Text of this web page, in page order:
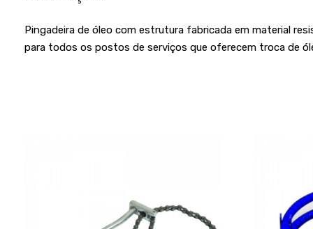
Pingadeira de óleo com estrutura fabricada em material
para todos os postos de serviços que oferecem troca de